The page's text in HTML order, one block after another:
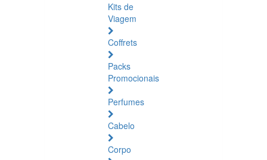
Kits de
Viagem
Coffrets
Packs
Promocionais
Perfumes
Cabelo
Corpo